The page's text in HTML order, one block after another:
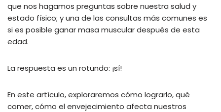
que nos hagamos preguntas sobre nuestra salud y
estado físico; y una de las consultas más comunes es
si es posible ganar masa muscular después de esta
edad.
La respuesta es un rotundo: ¡sí!
En este artículo, exploraremos cómo lograrlo, qué
comer, cómo el envejecimiento afecta nuestros